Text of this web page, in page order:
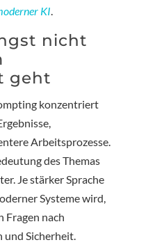
KI.
nicht
geht
konzentriert
Arbeitsprozesse.
des Themas
Je stärker Sprache
Systeme wird,
Fragen nach
Sicherheit.